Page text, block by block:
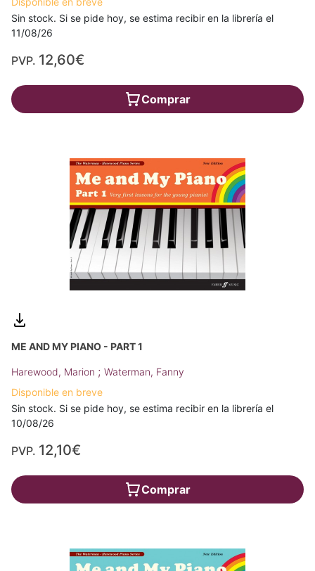
Sin stock. Si se pide hoy, se estima recibir en la librería el
11/08/26
PVP. 12,60€
Comprar
ME AND MY PIANO - PART 1
Harewood, Marion ; Waterman, Fanny
Disponible en breve
Sin stock. Si se pide hoy, se estima recibir en la librería el
10/08/26
PVP. 12,10€
Comprar